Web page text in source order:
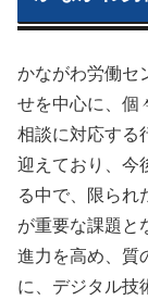
かながわ労働セ
せを中心に、個
相談に対応する
迎えており、今
る中で、限られ
が重要な課題と
進力を高め、質
に、デジタル技